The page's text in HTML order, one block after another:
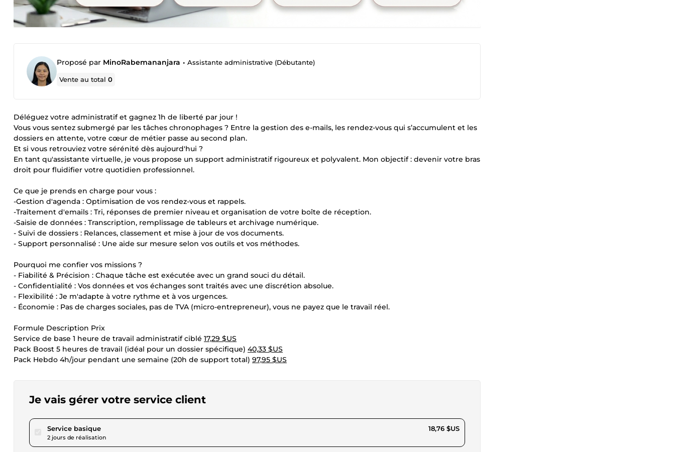
Proposé par MinoRabemananjara • Assistante administrative (Débutante)
Vente au total0
Déléguez votre administratif et gagnez 1h de liberté par jour !
Vous vous sentez submergé par les tâches chronophages ? Entre la gestion des e-mails, les rendez-vous qui s’accumulent et les
dossiers en attente, votre cœur de métier passe au second plan.
Et si vous retrouviez votre sérénité dès aujourd'hui ?
En tant qu'assistante virtuelle, je vous propose un support administratif rigoureux et polyvalent. Mon objectif : devenir votre bras
droit pour fluidifier votre quotidien professionnel.
Ce que je prends en charge pour vous :
-Gestion d'agenda : Optimisation de vos rendez-vous et rappels.
-Traitement d'emails : Tri, réponses de premier niveau et organisation de votre boîte de réception.
-Saisie de données : Transcription, remplissage de tableurs et archivage numérique.
- Suivi de dossiers : Relances, classement et mise à jour de vos documents.
- Support personnalisé : Une aide sur mesure selon vos outils et vos méthodes.
Pourquoi me confier vos missions ?
- Fiabilité & Précision : Chaque tâche est exécutée avec un grand souci du détail.
- Confidentialité : Vos données et vos échanges sont traités avec une discrétion absolue.
- Flexibilité : Je m'adapte à votre rythme et à vos urgences.
- Économie : Pas de charges sociales, pas de TVA (micro-entrepreneur), vous ne payez que le travail réel.
Formule Description Prix
Service de base 1 heure de travail administratif ciblé 17,29 $US
Pack Boost 5 heures de travail (idéal pour un dossier spécifique) 40,33 $US
Pack Hebdo 4h/jour pendant une semaine (20h de support total) 97,95 $US
Je vais gérer votre service client
Service basiquepour 17,29 $US
2 jours de réalisation
18,76 $US